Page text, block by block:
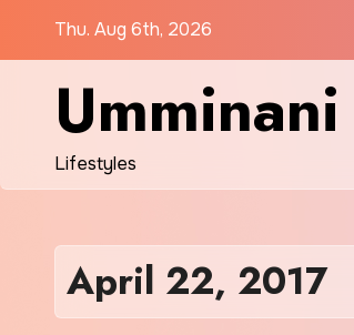
Thu. Aug 6th, 2026
Umminani
Lifestyles
April 22, 2017